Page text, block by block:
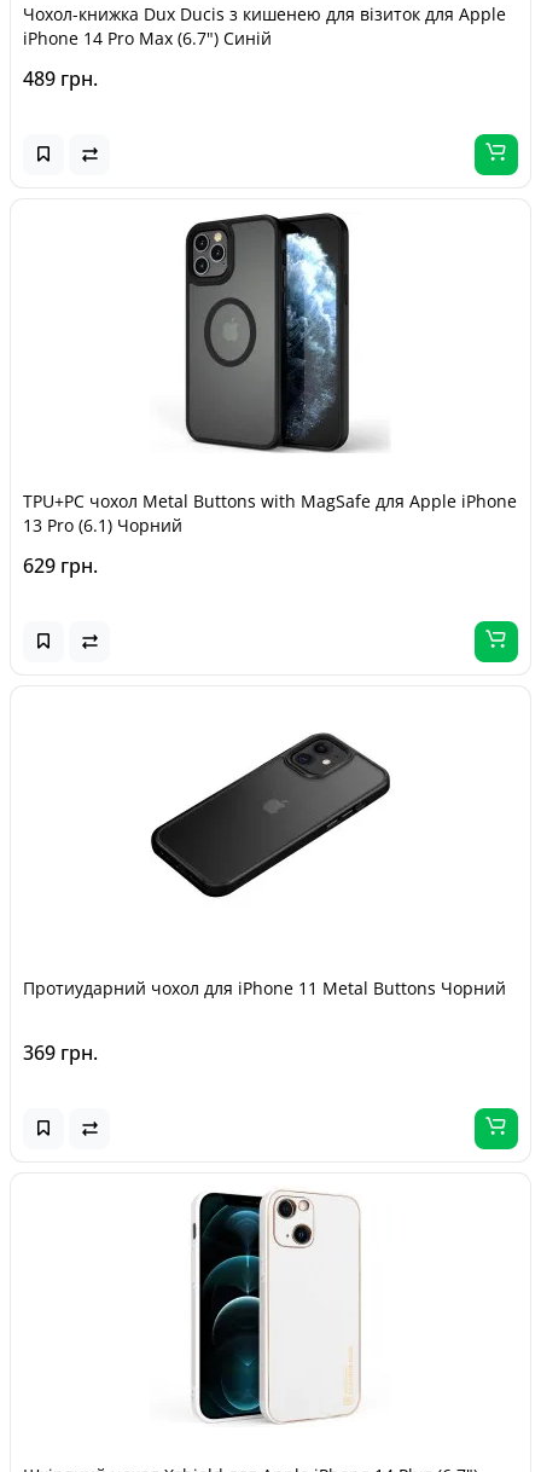
Чохол-книжка Dux Ducis з кишенею для візиток для Apple
iPhone 14 Pro Max (6.7") Синій
489 грн.
TPU+PC чохол Metal Buttons with MagSafe для Apple iPhone
13 Pro (6.1) Чорний
629 грн.
Протиударний чохол для iPhone 11 Metal Buttons Чорний
369 грн.